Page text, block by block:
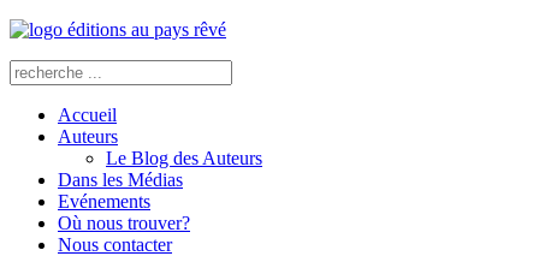
Accueil
Auteurs
Le Blog des Auteurs
Dans les Médias
Evénements
Où nous trouver?
Nous contacter